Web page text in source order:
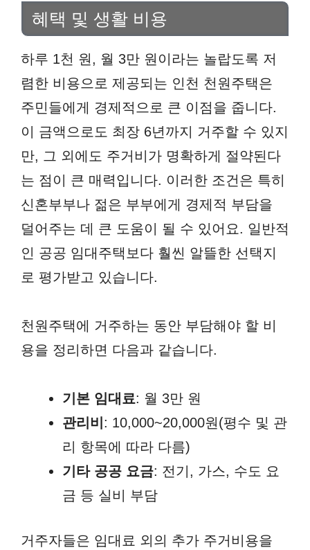
혜택 및 생활 비용
하루 1천 원, 월 3만 원이라는 놀랍도록 저
렴한 비용으로 제공되는 인천 천원주택은
주민들에게 경제적으로 큰 이점을 줍니다.
이 금액으로도 최장 6년까지 거주할 수 있지
만, 그 외에도 주거비가 명확하게 절약된다
는 점이 큰 매력입니다. 이러한 조건은 특히
신혼부부나 젊은 부부에게 경제적 부담을
덜어주는 데 큰 도움이 될 수 있어요. 일반적
인 공공 임대주택보다 훨씬 알뜰한 선택지
로 평가받고 있습니다.
천원주택에 거주하는 동안 부담해야 할 비
용을 정리하면 다음과 같습니다.
기본 임대료: 월 3만 원
관리비 : 10,000~20,000원(평수 및 관
리 항목에 따라 다름)
기타 공공 요금: 전기, 가스, 수도 요
금 등 실비 부담
거주자들은 임대료 외의 추가 주거비용을